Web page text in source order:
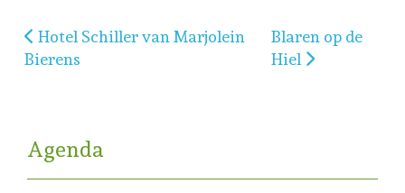
Vorig artikel: Hotel Schiller van Marjolein Bierens
Hotel Schiller van Marjolein
Bierens
Volgende artikel:
Blaren op de
Hiel
Agenda